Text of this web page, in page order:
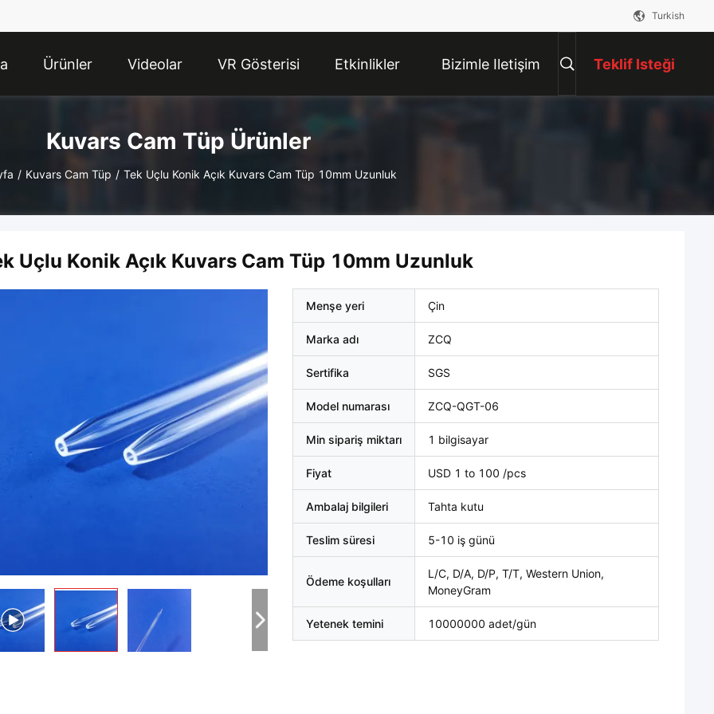
Turkish
Ürünler Videolar VR Gösterisi Etkinlikler Bizimle Iletişim Teklif Isteği
Kuvars Cam Tüp Ürünler
/ Kuvars Cam Tüp / Tek Uçlu Konik Açık Kuvars Cam Tüp 10mm Uzunluk
Uçlu Konik Açık Kuvars Cam Tüp 10mm Uzunluk
Menşe yeri Çin
Marka adı ZCQ
Sertifika SGS
Model numarası ZCQ-QGT-06
Min sipariş miktarı 1 bilgisayar
Fiyat USD 1 to 100 /pcs
Ambalaj bilgileri Tahta kutu
Teslim süresi 5-10 iş günü
Ödeme koşulları
L/C, D/A, D/P, T/T, Western Union,
MoneyGram
Yetenek temini 10000000 adet/gün